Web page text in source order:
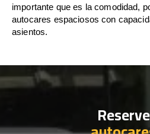
importante que es la comodidad,
autocares espaciosos con
asientos.